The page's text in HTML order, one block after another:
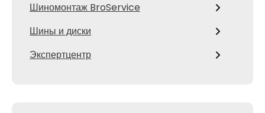
Шиномонтаж BroService
Шины и диски
Экспертцентр